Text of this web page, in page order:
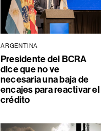
ARGENTINA
Presidente del BCRA
dice que no ve
necesaria una baja de
encajes para reactivar el
crédito